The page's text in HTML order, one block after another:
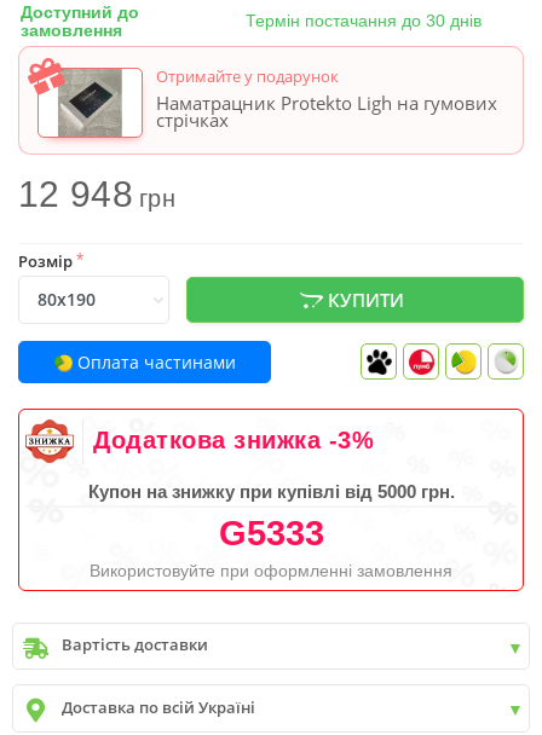
Доступний до
замовлення
Термін постачання до 30 днів
Отримайте у подарунок
Наматрацник Protekto Ligh на гумових
стрічках
12 948грн
Розмір*
КУПИТИ
Оплата частинами
Додаткова знижка -3%
Купон на знижку при купівлі від 5000 грн.
G5333
Використовуйте при оформленні замовлення
Вартість доставки
Київдо9999 грн. -400 грн.
Київвід9999 грн - БЕЗКОШТОВНО
Доставка по всій Україні